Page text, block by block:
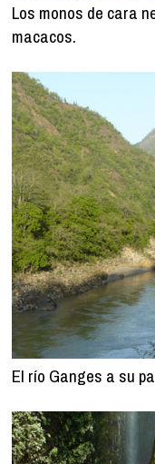
Los monos de cara
macacos.
El río Ganges a su